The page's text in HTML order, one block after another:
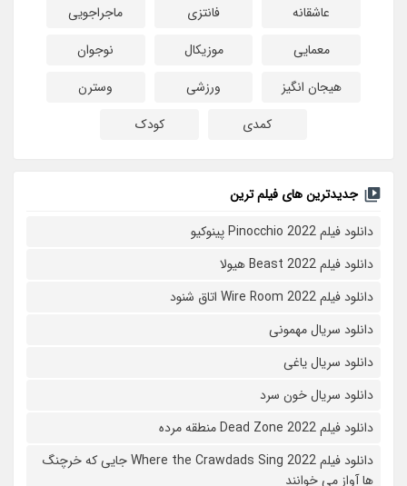
عاشقانه
فانتزی
ماجراجویی
معمایی
موزیکال
نوجوان
هیجان انگیز
ورزشی
وسترن
کمدی
کودک
جدیدترین های فیلم ترین
دانلود فیلم Pinocchio 2022 پینوکیو
دانلود فیلم Beast 2022 هیولا
دانلود فیلم Wire Room 2022 اتاق شنود
دانلود سریال مهمونی
دانلود سریال یاغی
دانلود سریال خون سرد
دانلود فیلم 2022 Dead Zone منطقه مرده
دانلود فیلم Where the Crawdads Sing 2022 جایی که خرچنگ
ها آواز می خوانند